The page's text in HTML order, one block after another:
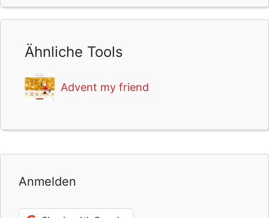
Ähnliche Tools
Advent my friend
Anmelden